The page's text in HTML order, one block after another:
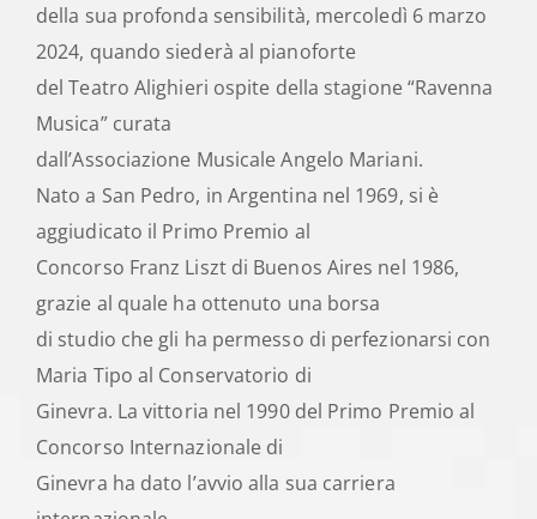
della sua profonda sensibilità, mercoledì 6 marzo
2024, quando siederà al pianoforte
del Teatro Alighieri ospite della stagione “Ravenna
Musica” curata
dall’Associazione Musicale Angelo Mariani.
Nato a San Pedro, in Argentina nel 1969, si è
aggiudicato il Primo Premio al
Concorso Franz Liszt di Buenos Aires nel 1986,
grazie al quale ha ottenuto una borsa
di studio che gli ha permesso di perfezionarsi con
Maria Tipo al Conservatorio di
Ginevra. La vittoria nel 1990 del Primo Premio al
Concorso Internazionale di
Ginevra ha dato l’avvio alla sua carriera